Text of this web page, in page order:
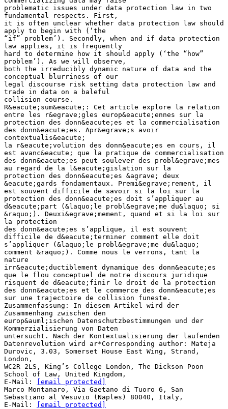
problematic issues under data protection law in two
fundamental respects. First,
it is often unclear whether data protection law should
apply to begin with (‘the
“if” problem’). Secondly, when and if data protection
law applies, it is frequently
hard to determine how it should apply (‘the “how”
problem’). As we will observe,
both the irreducibly dynamic nature of data and the
conceptual blurriness of our
legal discourse risk setting data protection law and
trade in data on a baleful
collision course.
R&eacute;sum&eacute;: Cet article explore la relation
entre les r&egrave;gles europ&eacute;ennes sur la
protection des donn&eacute;es et la commercialisation
des donn&eacute;es. Apr&egrave;s avoir
contextualis&eacute;
la r&eacute;volution des donn&eacute;es en cours, il
est avanc&eacute; que la pratique de commercialisation
des donn&eacute;es peut soulever des probl&egrave;mes
au regard de la l&eacute;gislation sur la
protection des donn&eacute;es &agrave; deux
&eacute;gards fondamentaux. Premi&egrave;rement, il
est souvent difficile de savoir si la loi sur la
protection des donn&eacute;es doit s’appliquer au
d&eacute;part (&laquo;le probl&egrave;me du&laquo; si
&raquo;). Deuxi&egrave;mement, quand et si la loi sur
la protection
des donn&eacute;es s’applique, il est souvent
difficile de d&eacute;terminer comment elle doit
s’appliquer (&laquo;le probl&egrave;me du&laquo;
comment &raquo;). Comme nous le verrons, tant la
nature
irr&eacute;ductiblement dynamique des donn&eacute;es
que le flou conceptuel de notre discours juridique
risquent de d&eacute;finir le droit de la protection
des donn&eacute;es et le commerce des donn&eacute;es
sur une trajectoire de collision funeste.
Zusammenfassung: In diesem Artikel wird der
Zusammenhang zwischen den
europ&auml;ischen Datenschutzbestimmungen und der
Kommerzialisierung von Daten
untersucht. Nach der Kontextualisierung der laufenden
Datenrevolution wird ar*Corresponding author: Mateja
Durovic, 3.03, Somerset House East Wing, Strand,
London,
WC2R 2LS, King’s College London, The Dickson Poon
School of Law, United Kingdom,
E-Mail:
[email protected]
Marco Montanaro, Via Gaetano di Tuoro 6, San
Sebastiano al Vesuvio (Naples) 80040, Italy,
E-Mail:
[email protected]